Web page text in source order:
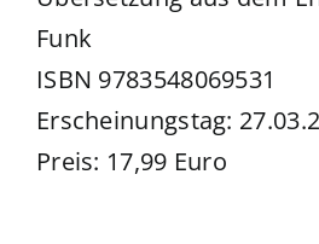
Funk
ISBN 9783548069531
Erscheinungstag:
Preis: 17,99 Euro